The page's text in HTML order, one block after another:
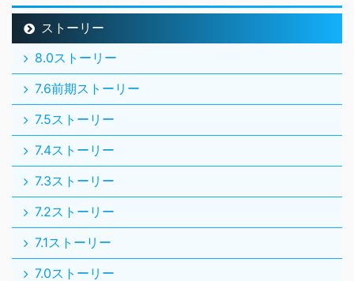
ストーリー
8.0ストーリー
7.6前期ストーリー
7.5ストーリー
7.4ストーリー
7.3ストーリー
7.2ストーリー
7.1ストーリー
7.0ストーリー